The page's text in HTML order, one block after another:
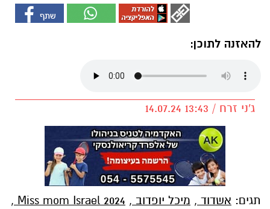
להאזנה לתוכן:
ג'ני זרח / 13:43 14.07.24
תגים: אשדוד , מיכל יופדוב ,
Miss mom Israel 2024
,